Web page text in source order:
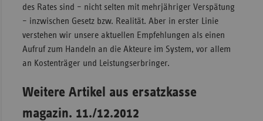
des Rates sind – nicht selten mit mehrjähriger Verspätung
– inzwischen Gesetz bzw. Realität. Aber in erster Linie
verstehen wir unsere aktuellen Empfehlungen als einen
Aufruf zum Handeln an die Akteure im System, vor allem
an Kostenträger und Leistungserbringer.
Weitere Artikel aus ersatzkasse
magazin. 11./12.2012